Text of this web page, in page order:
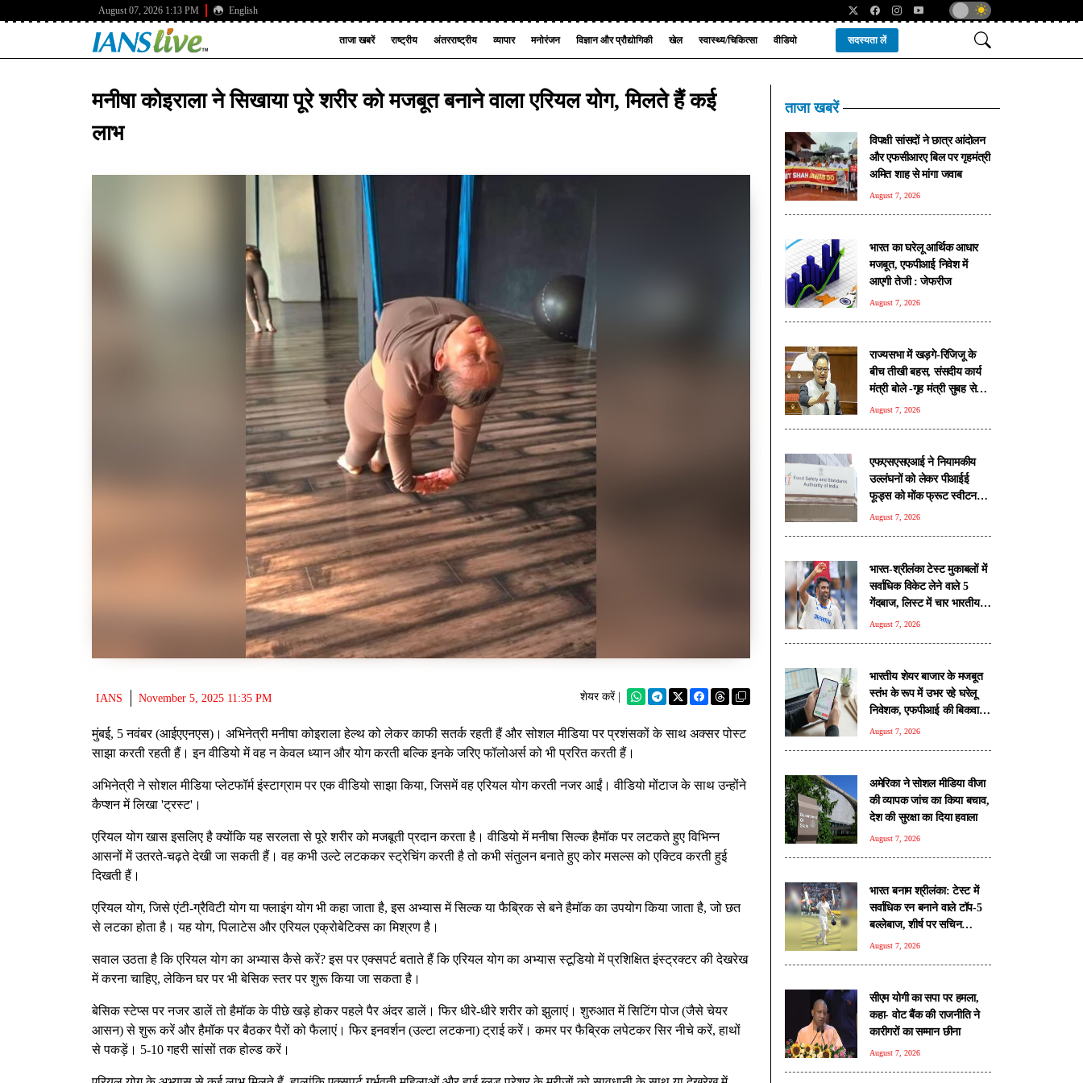
August 07, 2026 1:13 PM English
ताजा खबरें राष्ट्रीय अंतरराष्ट्रीय व्यापार मनोरंजन विज्ञान और प्रौद्योगिकी खेल स्वास्थ्य/चिकित्सा वीडियो सदस्यता लें
मनीषा कोइराला ने सिखाया पूरे शरीर को मजबूत बनाने वाला एरियल योग, मिलते हैं कई
लाभ
IANS November 5, 2025 11:35 PM शेयर करें |
मुंबई, 5 नवंबर (आईएएनएस)। अभिनेत्री मनीषा कोइराला हेल्थ को लेकर काफी सतर्क रहती हैं और सोशल मीडिया पर प्रशंसकों के साथ अक्सर पोस्ट
साझा करती रहती हैं। इन वीडियो में वह न केवल ध्यान और योग करती बल्कि इनके जरिए फॉलोअर्स को भी प्ररित करती हैं।
अभिनेत्री ने सोशल मीडिया प्लेटफॉर्म इंस्टाग्राम पर एक वीडियो साझा किया, जिसमें वह एरियल योग करती नजर आईं। वीडियो मोंटाज के साथ उन्होंने
कैप्शन में लिखा 'ट्रस्ट'।
एरियल योग खास इसलिए है क्योंकि यह सरलता से पूरे शरीर को मजबूती प्रदान करता है। वीडियो में मनीषा सिल्क हैमॉक पर लटकते हुए विभिन्न
आसनों में उतरते-चढ़ते देखी जा सकती हैं। वह कभी उल्टे लटककर स्ट्रेचिंग करती है तो कभी संतुलन बनाते हुए कोर मसल्स को एक्टिव करती हुई
दिखती हैं।
एरियल योग, जिसे एंटी-ग्रैविटी योग या फ्लाइंग योग भी कहा जाता है, इस अभ्यास में सिल्क या फैब्रिक से बने हैमॉक का उपयोग किया जाता है, जो छत
से लटका होता है। यह योग, पिलाटेस और एरियल एक्रोबेटिक्स का मिश्रण है।
सवाल उठता है कि एरियल योग का अभ्यास कैसे करें? इस पर एक्सपर्ट बताते हैं कि एरियल योग का अभ्यास स्टूडियो में प्रशिक्षित इंस्ट्रक्टर की देखरेख
में करना चाहिए, लेकिन घर पर भी बेसिक स्तर पर शुरू किया जा सकता है।
बेसिक स्टेप्स पर नजर डालें तो हैमॉक के पीछे खड़े होकर पहले पैर अंदर डालें। फिर धीरे-धीरे शरीर को झुलाएं। शुरुआत में सिटिंग पोज (जैसे चेयर
आसन) से शुरू करें और हैमॉक पर बैठकर पैरों को फैलाएं। फिर इनवर्शन (उल्टा लटकना) ट्राई करें। कमर पर फैब्रिक लपेटकर सिर नीचे करें, हाथों
से पकड़ें। 5-10 गहरी सांसों तक होल्ड करें।
ताजा खबरें
विपक्षी सांसदों ने छात्र आंदोलन
और एफसीआरए बिल पर गृहमंत्री
अमित शाह से मांगा जवाब
August 7, 2026
भारत का घरेलू आर्थिक आधार
मजबूत, एफपीआई निवेश में
आएगी तेजी : जेफरीज
August 7, 2026
राज्यसभा में खड़गे-रिजिजू के
बीच तीखी बहस, संसदीय कार्य
मंत्री बोले -गृह मंत्री सुबह से
रात तक संसद परिसर में मौजूद
August 7, 2026
एफएसएसएआई ने नियामकीय
उल्लंघनों को लेकर पीआईई
फूड्स को मोंक फ्रूट स्वीटनर
उत्पादों की बिक्री रोकने का दिया
August 7, 2026
भारत-श्रीलंका टेस्ट मुकाबलों में
सर्वाधिक विकेट लेने वाले 5
गेंदबाज, लिस्ट में चार भारतीय
शामिल
August 7, 2026
भारतीय शेयर बाजार के मजबूत
स्तंभ के रूप में उभर रहे घरेलू
निवेशक, एफपीआई की बिकवाली
का कम किया दबाव : सेबी
August 7, 2026
अमेरिका ने सोशल मीडिया वीजा
की व्यापक जांच का किया बचाव,
देश की सुरक्षा का दिया हवाला
August 7, 2026
भारत बनाम श्रीलंका: टेस्ट में
सर्वाधिक रन बनाने वाले टॉप-5
बल्लेबाज, शीर्ष पर सचिन
तेंदुलकर
August 7, 2026
सीएम योगी का सपा पर हमला,
कहा- वोट बैंक की राजनीति ने
कारीगरों का सम्मान छीना
August 7, 2026